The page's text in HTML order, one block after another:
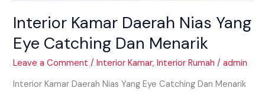
Interior Kamar Daerah Nias Yang
Eye Catching Dan Menarik
Leave a Comment /Interior Kamar,Interior Rumah /admin
Interior Kamar Daerah Nias Yang Eye Catching Dan Menarik